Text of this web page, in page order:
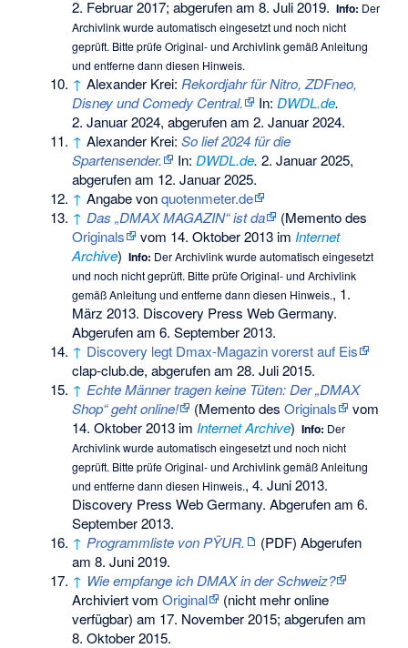
2. Februar 2017; abgerufen am 8. Juli 2019. Info: Der
Archivlink wurde automatisch eingesetzt und noch nicht
geprüft. Bitte prüfe Original- und Archivlink gemäßAnleitung
und entferne dann diesen Hinweis.
↑ Alexander Krei: Rekordjahr für Nitro, ZDFneo,
Disney und Comedy Central.
In:DWDL.de.
2. Januar 2024, abgerufen am 2. Januar 2024.
↑ Alexander Krei:So lief 2024 für die
Spartensender.
In:DWDL.de. 2. Januar 2025,
abgerufen am 12. Januar 2025.
↑ Angabe vonquotenmeter.de
↑ Das „DMAX MAGAZIN“ ist da (Mementodes
Originals
vom 14. Oktober 2013 im Internet
Archive) Info: Der Archivlink wurde automatisch eingesetzt
und noch nicht geprüft. Bitte prüfe Original- und Archivlink
gemäßAnleitung und entferne dann diesen Hinweis., 1.
März 2013. Discovery Press Web Germany.
Abgerufen am 6. September 2013.
↑ Discovery legt Dmax-Magazin vorerst auf Eis
clap-club.de, abgerufen am 28. Juli 2015.
↑ Echte Männer tragen keine Tüten: Der „DMAX
Shop“ geht online!
(MementodesOriginals
vom
14. Oktober 2013 im Internet Archive) Info: Der
Archivlink wurde automatisch eingesetzt und noch nicht
geprüft. Bitte prüfe Original- und Archivlink gemäßAnleitung
und entferne dann diesen Hinweis., 4. Juni 2013.
Discovery Press Web Germany. Abgerufen am 6.
September 2013.
↑ Programmliste von PŸUR. (PDF) Abgerufen
am 8. Juni 2019.
↑ Wie empfange ich DMAX in der Schweiz?
Archiviert vomOriginal
(nicht mehr online
verfügbar) am 17. November 2015; abgerufen am
8. Oktober 2015.